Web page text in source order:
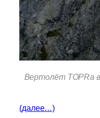
Вертолёт TOPRa
(далее…)